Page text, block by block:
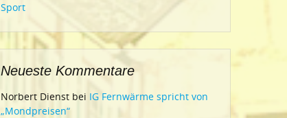
Sport
Neueste Kommentare
Norbert Dienst bei IG Fernwärme spricht von
„Mondpreisen“